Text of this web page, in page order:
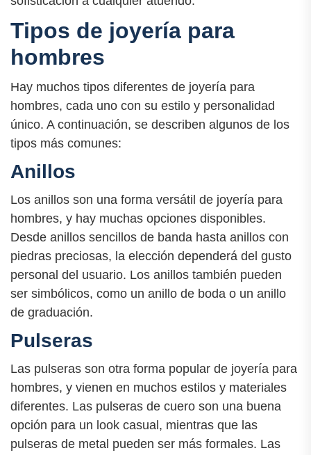
Tipos de joyería para
hombres
Hay muchos tipos diferentes de joyería para
hombres, cada uno con su estilo y personalidad
único. A continuación, se describen algunos de los
tipos más comunes:
Anillos
Los anillos son una forma versátil de joyería para
hombres, y hay muchas opciones disponibles.
Desde anillos sencillos de banda hasta anillos con
piedras preciosas, la elección dependerá del gusto
personal del usuario. Los anillos también pueden
ser simbólicos, como un anillo de boda o un anillo
de graduación.
Pulseras
Las pulseras son otra forma popular de joyería para
hombres, y vienen en muchos estilos y materiales
diferentes. Las pulseras de cuero son una buena
opción para un look casual, mientras que las
pulseras de metal pueden ser más formales. Las